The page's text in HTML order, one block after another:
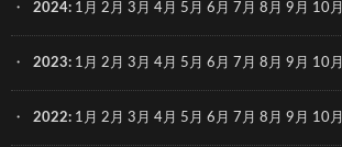
2024: 1月 2月 3月 4月 5月 6月 7月 8月 9月 10月
2023: 1月 2月 3月 4月 5月 6月 7月 8月 9月 10月
2022: 1月 2月 3月 4月 5月 6月 7月 8月 9月 10月